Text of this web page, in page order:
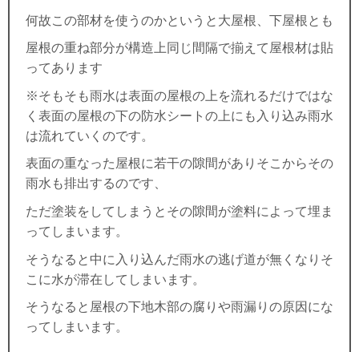
何故この部材を使うのかというと大屋根、下屋根とも
屋根の重ね部分が構造上同じ間隔で揃えて屋根材は貼
ってあります
※そもそも雨水は表面の屋根の上を流れるだけではな
く表面の屋根の下の防水シートの上にも入り込み雨水
は流れていくのです。
表面の重なった屋根に若干の隙間がありそこからその
雨水も排出するのです、
ただ塗装をしてしまうとその隙間が塗料によって埋ま
ってしまいます。
そうなると中に入り込んだ雨水の逃げ道が無くなりそ
こに水が滞在してしまいます。
そうなると屋根の下地木部の腐りや雨漏りの原因にな
ってしまいます。